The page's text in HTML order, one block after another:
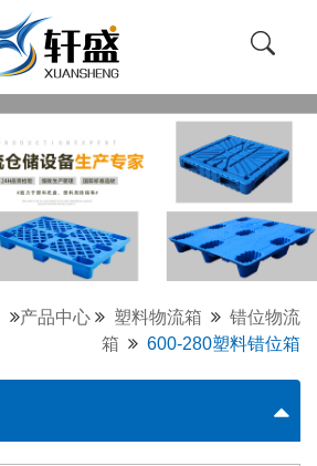
产品中心 塑料物流箱
错位物流
箱
600-280塑料错位箱